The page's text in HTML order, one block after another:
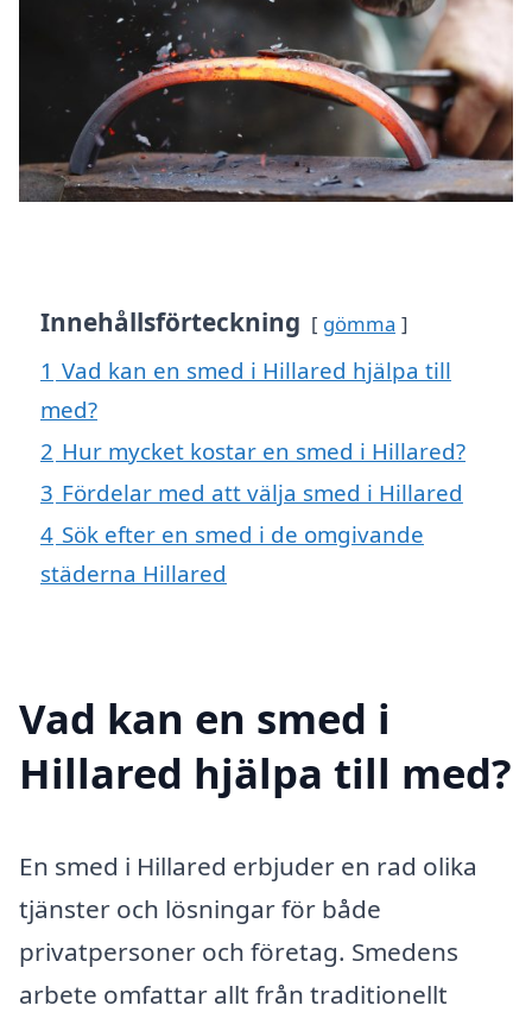
Innehållsförteckning gömma
1 Vad kan en smed i Hillared hjälpa till
med?
2 Hur mycket kostar en smed i Hillared?
3 Fördelar med att välja smed i Hillared
4 Sök efter en smed i de omgivande
städerna Hillared
Vad kan en smed i
Hillared hjälpa till med?
En smed i Hillared erbjuder en rad olika
tjänster och lösningar för både
privatpersoner och företag. Smedens
arbete omfattar allt från traditionellt